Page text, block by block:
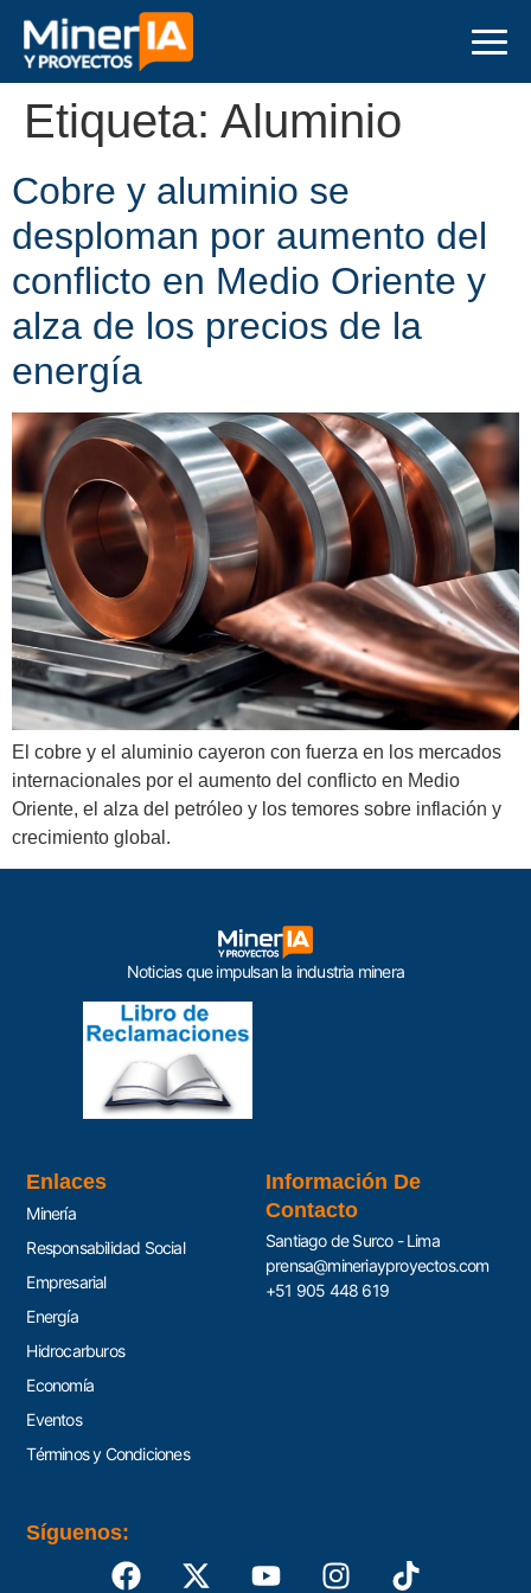
Etiqueta: Aluminio
Cobre y aluminio se
desploman por aumento del
conflicto en Medio Oriente y
alza de los precios de la
energía
El cobre y el aluminio cayeron con fuerza en los mercados
internacionales por el aumento del conflicto en Medio
Oriente, el alza del petróleo y los temores sobre inflación y
crecimiento global.
Noticias que impulsan la industria minera
Enlaces
Minería
Responsabilidad Social
Empresarial
Energía
Hidrocarburos
Economía
Eventos
Términos y Condiciones
Información De
Contacto
Santiago de Surco - Lima
prensa@mineriayproyectos.com
+51 905 448 619
Síguenos: